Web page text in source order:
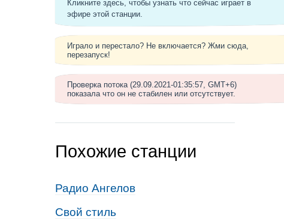
Кликните здесь, чтобы узнать что сейчас играет в
эфире этой станции.
Играло и перестало? Не включается? Жми сюда,
перезапуск!
Проверка потока (29.09.2021-01:35:57, GMT+6)
показала что он не стабилен или отсутствует.
Похожие станции
Радио Ангелов
Свой стиль